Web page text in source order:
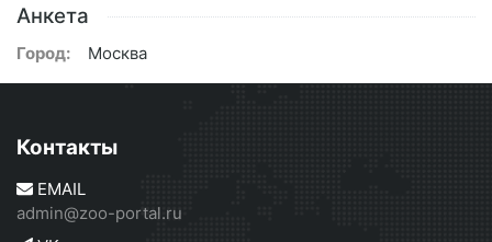
Анкета
Город: Москва
Контакты
EMAIL
admin@zoo-portal.ru